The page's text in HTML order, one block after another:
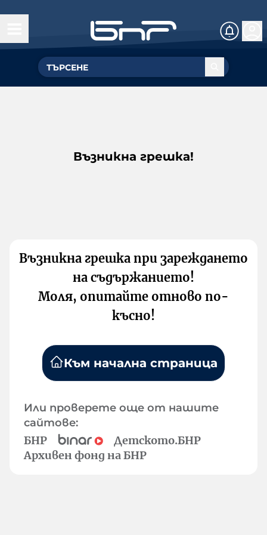
Възникна грешка!
Възникна грешка при зареждането
на съдържанието!
Моля, опитайте отново по-
късно!
Към начална страница
Или проверете още от нашите
сайтове:
БНР
Детското.БНР
Архивен фонд на БНР